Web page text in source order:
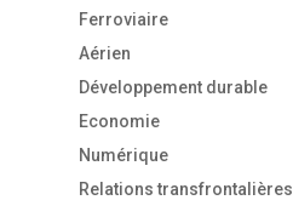
Ferroviaire
Aérien
Développement durable
Economie
Numérique
Relations transfrontalières